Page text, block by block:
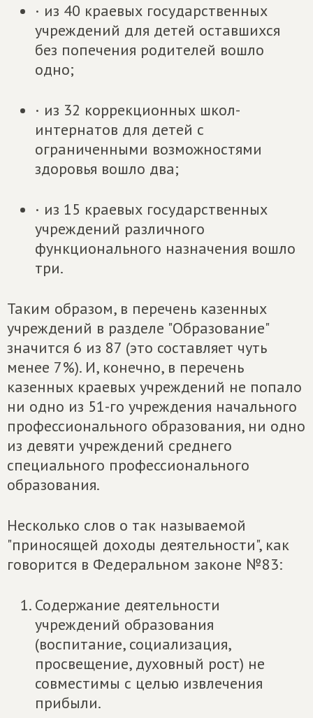
· из 40 краевых государственных
учреждений для детей оставшихся
без попечения родителей вошло
одно;
· из 32 коррекционных школ-
интернатов для детей с
ограниченными возможностями
здоровья вошло два;
· из 15 краевых государственных
учреждений различного
функционального назначения вошло
три.
Таким образом, в перечень казенных
учреждений в разделе "Образование"
значится 6 из 87 (это составляет чуть
менее 7%). И, конечно, в перечень
казенных краевых учреждений не попало
ни одно из 51-го учреждения начального
профессионального образования, ни одно
из девяти учреждений среднего
специального профессионального
образования.
Несколько слов о так называемой
"приносящей доходы деятельности", как
говорится в Федеральном законе №83:
Содержание деятельности
учреждений образования
(воспитание, социализация,
просвещение, духовный рост) не
совместимы с целью извлечения
прибыли.